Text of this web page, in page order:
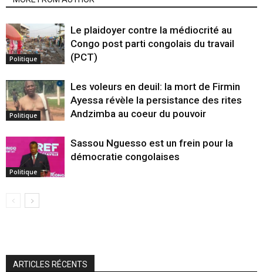
Politique
Le plaidoyer contre la médiocrité au
Congo post parti congolais du travail
(PCT)
Politique
Les voleurs en deuil: la mort de Firmin
Ayessa révèle la persistance des rites
Andzimba au coeur du pouvoir
Politique
Sassou Nguesso est un frein pour la
démocratie congolaises
ARTICLES RÉCENTS